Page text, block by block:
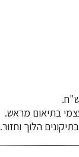
בתיאום מראש.
הלוך וחזור.